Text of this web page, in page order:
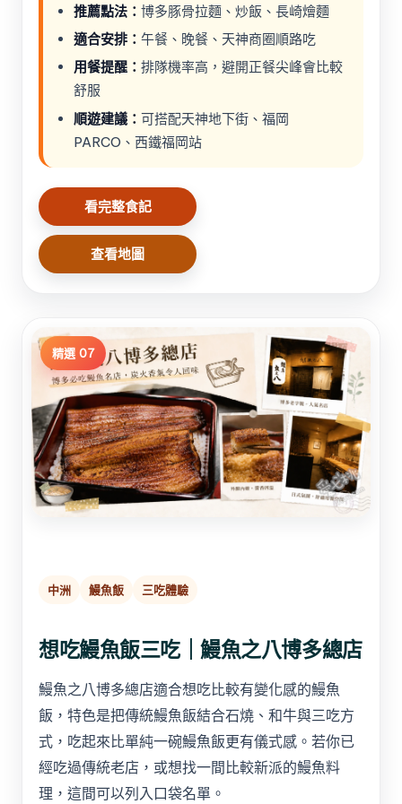
推薦點法： 博多豚骨拉麵、炒飯、長崎燴麵
適合安排： 午餐、晚餐、天神商圈順路吃
用餐提醒： 排隊機率高，避開正餐尖峰會比較
舒服
順遊建議： 可搭配天神地下街、福岡
PARCO、西鐵福岡站
看完整食記
查看地圖
精選 07
中洲 鰻魚飯 三吃體驗
想吃鰻魚飯三吃｜鰻魚之八博多總店
鰻魚之八博多總店適合想吃比較有變化感的鰻魚
飯，特色是把傳統鰻魚飯結合石燒、和牛與三吃方
式，吃起來比單純一碗鰻魚飯更有儀式感。若你已
經吃過傳統老店，或想找一間比較新派的鰻魚料
理，這間可以列入口袋名單。